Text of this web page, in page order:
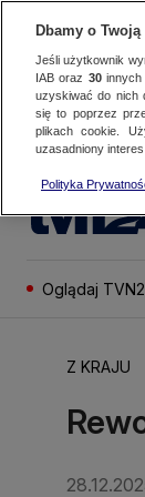
Oglądaj
Z KRAJU
Dbamy o
Jeśli użytkownik
IAB oraz 30innych
uzyskiwać do nich
się to poprzez
plikach cookie.
uzasadniony
Polityka